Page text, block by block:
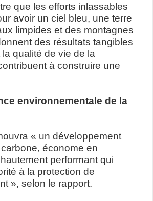
que les efforts inlassables
avoir un ciel bleu, une terre
limpides et des montagnes
des résultats tangibles
qualité de vie de la
à construire une
environnementale de la
« un développement
économe en
performant qui
à la protection de
», selon le rapport.